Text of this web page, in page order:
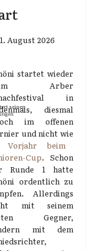
seinen
August 2026
startet wieder
Arber
in
diesmal
im offenen
und nicht wie
Vorjahr beim
Cup. Schon
Runde 1 hatte
ordentlich zu
Allerdings
mit seinem
Gegner,
mit dem